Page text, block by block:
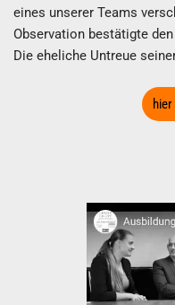
eines unserer Teams
Observation bestätigte
Die eheliche Untreue